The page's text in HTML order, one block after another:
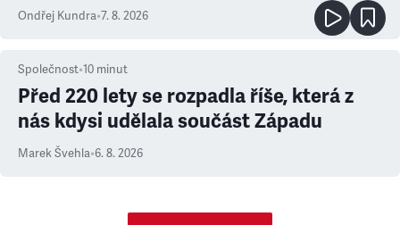
Ondřej Kundra•7. 8. 2026
Společnost•10 minut
Před 220 lety se rozpadla říše, která z
nás kdysi udělala součást Západu
Marek Švehla•6. 8. 2026